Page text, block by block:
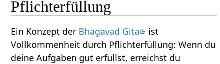
Pflichterfüllung
Ein Konzept der Bhagavad Gita
ist
Vollkommenheit durch Pflichterfüllung: Wenn du
deine Aufgaben gut erfüllst, erreichst du